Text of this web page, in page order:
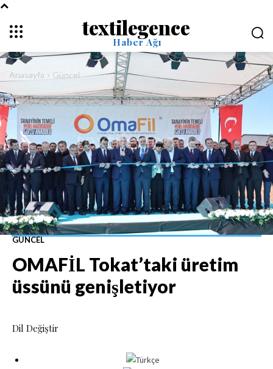
textilegence
Haber Ağı
Anasayfa Güncel
GÜNCEL
OMAFİL Tokat’taki üretim
üssünü genişletiyor
Dil Değiştir